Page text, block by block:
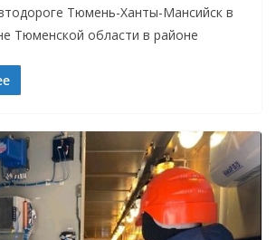
Тюмень-Ханты-Мансийск в
Тюменской области в районе